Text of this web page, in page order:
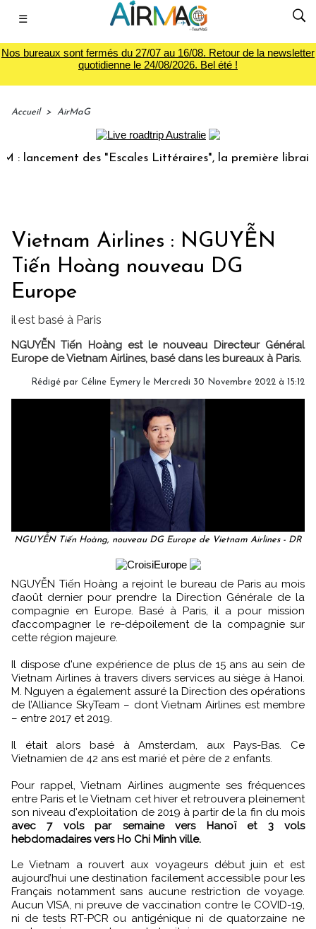
☰
Nos bureaux sont fermés du 27/07 au 16/08. Retour de la newsletter
quotidienne le 24/08/2026. Bel été !
Accueil > AirMaG
des "Escales Littéraires", la première librairie du
Vietnam Airlines : NGUYỄN
Tiến Hoàng nouveau DG
Europe
il est basé à Paris
NGUYỄN Tiến Hoàng est le nouveau Directeur Général
Europe de Vietnam Airlines, basé dans les bureaux à Paris.
Rédigé par Céline Eymery le Mercredi 30 Novembre 2022 à 15:12
NGUYỄN Tiến Hoàng, nouveau DG Europe de Vietnam Airlines - DR
NGUYỄN Tiến Hoàng a rejoint le bureau de Paris au mois
d’août dernier pour prendre la Direction Générale de la
compagnie en Europe. Basé à Paris, il a pour mission
d’accompagner le re-dépoilement de la compagnie sur
cette région majeure.
Il dispose d'une expérience de plus de 15 ans au sein de
Vietnam Airlines à travers divers services au siège à Hanoi.
M. Nguyen a également assuré la Direction des opérations
de l’Alliance SkyTeam – dont Vietnam Airlines est membre
– entre 2017 et 2019.
Il était alors basé à Amsterdam, aux Pays-Bas. Ce
Vietnamien de 42 ans est marié et père de 2 enfants.
Pour rappel, Vietnam Airlines augmente ses fréquences
entre Paris et le Vietnam cet hiver et retrouvera pleinement
son niveau d'exploitation de 2019 à partir de la fin du mois
avec 7 vols par semaine vers Hanoï et 3 vols
hebdomadaires vers Ho Chi Minh ville.
Le Vietnam a rouvert aux voyageurs début juin et est
aujourd’hui une destination facilement accessible pour les
Français notamment sans aucune restriction de voyage.
Aucun VISA, ni preuve de vaccination contre le COVID-19,
ni de tests RT-PCR ou antigénique ni de quatorzaine ne